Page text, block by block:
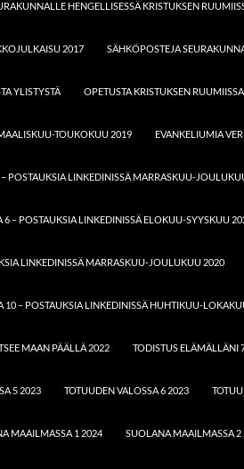
HENGELLISESSÄ KRISTUKSEN
2017 SÄHKÖPOSTEJA
YLISTYSTÄ OPETUSTA KRISTUKSEN
TOUKOKUU 2019 EVANKELIUMIA
POSTAUKSIA LINKEDINISSÄ MARRASKUU-
6 – POSTAUKSIA LINKEDINISSÄ ELOKUU-SYYSKUU
LINKEDINISSÄ MARRASKUU-JOULUKUU 2020
10 – POSTAUKSIA LINKEDINISSÄ HUHTIKUU-
MAAN PÄÄLLÄ 2022 TODISTUS ELÄMÄLLÄNI
5 2023 TOTUUDEN VALOSSA 6 2023
MAAILMASSA 1 2024 SUOLANA MAAILMASSA 2